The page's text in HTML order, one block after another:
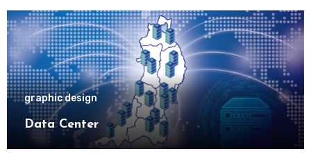
graphic design
Data Center